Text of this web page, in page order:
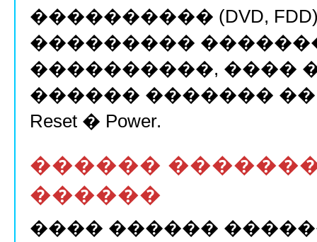
���������� (DVD,
���������
����������, ����
������ �������
Reset � Power.
������
������
���� ������